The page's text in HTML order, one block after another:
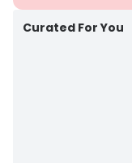
Curated For You